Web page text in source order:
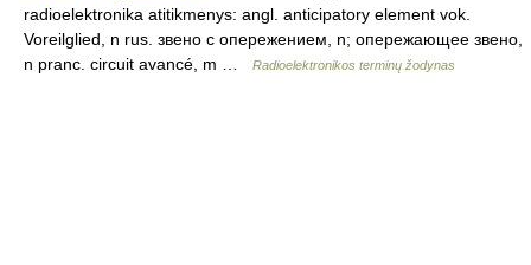
radioelektronika atitikmenys: angl. anticipatory element vok.
Voreilglied, n rus. звено с опережением, n; опережающее звено,
n pranc. circuit avancé, m …
Radioelektronikos terminų žodynas